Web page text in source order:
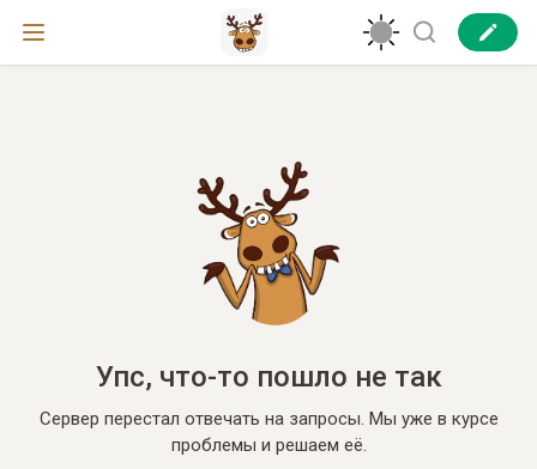
Упс, что-то пошло не так
Сервер перестал отвечать на запросы. Мы уже в курсе
проблемы и решаем её.